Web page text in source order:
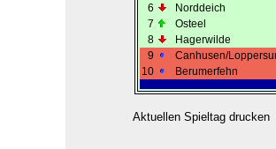
6
Norddeich
7
Osteel
8
Hagerwilde
9
Canhusen/
10
Berumerfehn
Aktuellen Spieltag drucken